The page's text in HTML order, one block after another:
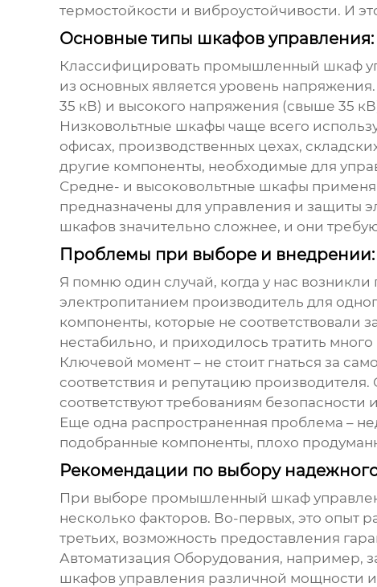
термостойкости и виброустойчивости. И
Основные типы шкафов управления:
Классифицировать промышленный шкаф
из основных является уровень
35 кВ) и высокого напряжения (свыше 35
Низковольтные шкафы чаще всего
офисах, производственных цехах,
другие компоненты, необходимые для
Средне- и высоковольтные шкафы
предназначены для управления и защиты
шкафов значительно сложнее, и они
Проблемы при выборе и внедрении:
Я помню один случай, когда у нас
электропитанием производитель для
компоненты, которые не соответствовали
нестабильно, и приходилось тратить
Ключевой момент – не стоит гнаться за
соответствия и репутацию
соответствуют требованиям
Еще одна распространенная проблема –
подобранные компоненты, плохо
Рекомендации по выбору
При выборе промышленный шкаф
несколько факторов. Во-первых, это опыт
третьих, возможность предоставления
Автоматизация Оборудования, например,
шкафов управления различной мощности и